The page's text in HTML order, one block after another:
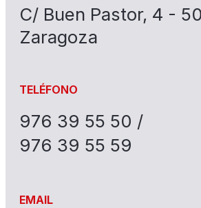
C/ Buen Pastor, 4 -
Zaragoza
TELÉFONO
976 39 55 50 /
976 39 55 59
EMAIL